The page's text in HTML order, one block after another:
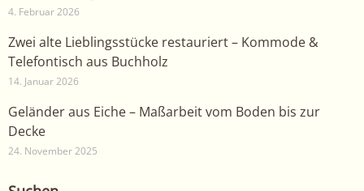
4. Februar 2026
Zwei alte Lieblingsstücke restauriert – Kommode &
Telefontisch aus Buchholz
14. Januar 2026
Geländer aus Eiche – Maßarbeit vom Boden bis zur
Decke
24. November 2025